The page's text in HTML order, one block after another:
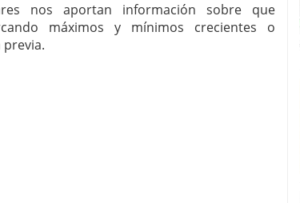
nos aportan información sobre que
máximos y mínimos crecientes o